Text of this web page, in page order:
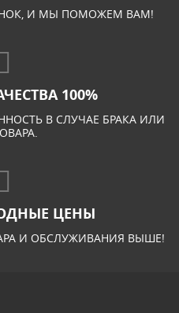
И МЫ ПОМОЖЕМ ВАМ!
100%
В СЛУЧАЕ БРАКА ИЛИ
ЦЕНЫ
И ОБСЛУЖИВАНИЯ ВЫШЕ!